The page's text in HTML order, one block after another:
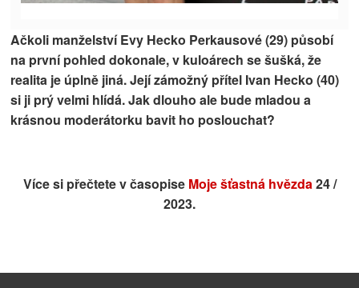
Ačkoli manželství Evy Hecko Perkausové (29) působí
na první pohled dokonale, v kuloárech se šušká, že
realita je úplně jiná. Její zámožný přítel Ivan Hecko (40)
si ji prý velmi hlídá. Jak dlouho ale bude mladou a
krásnou moderátorku bavit ho poslouchat?
Více si přečtete v časopise Moje šťastná hvězda24 /
2023.